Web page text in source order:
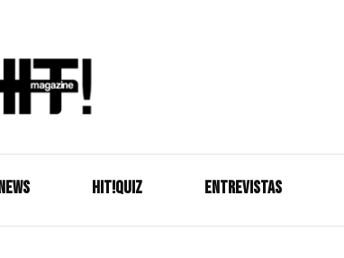
HIT!Quiz ENTREVISTAS